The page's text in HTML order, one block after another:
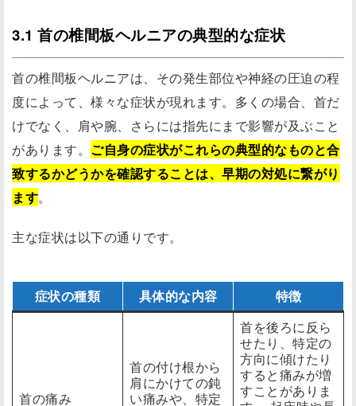
3.1 首の椎間板ヘルニアの典型的な症状
首の椎間板ヘルニアは、その発生部位や神経の圧迫の程
度によって、様々な症状が現れます。多くの場合、首だ
けでなく、肩や腕、さらには指先にまで影響が及ぶこと
があります。 ご自身の症状がこれらの典型的なものと合
致するかどうかを確認することは、早期の対処に繋がり
ます。
主な症状は以下の通りです。
症状の種類 具体的な内容 特徴
首の痛み
首の付け根から
肩にかけての鈍
い痛みや、特定
首を後ろに反ら
せたり、特定の
方向に傾けたり
すると痛みが増
すことがありま